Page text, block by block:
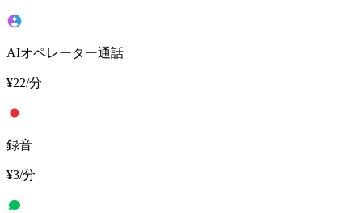
AIオペレーター通話
¥22/分
録音
¥3/分